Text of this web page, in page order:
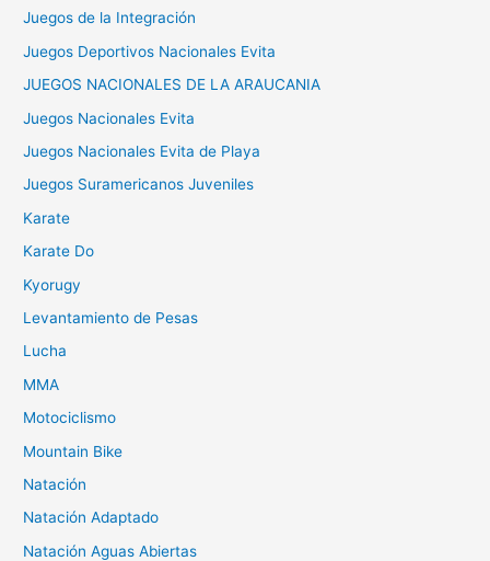
Juegos de la Integración
Juegos Deportivos Nacionales Evita
JUEGOS NACIONALES DE LA ARAUCANIA
Juegos Nacionales Evita
Juegos Nacionales Evita de Playa
Juegos Suramericanos Juveniles
Karate
Karate Do
Kyorugy
Levantamiento de Pesas
Lucha
MMA
Motociclismo
Mountain Bike
Natación
Natación Adaptado
Natación Aguas Abiertas